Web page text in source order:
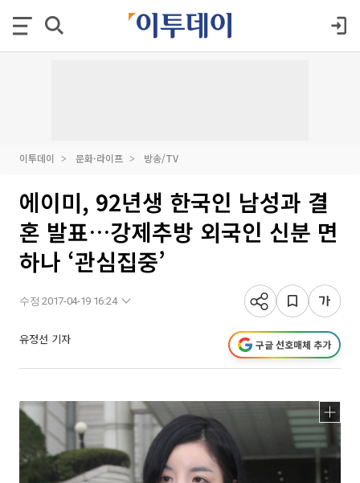
이투데이 문화·라이프 방송/TV
에이미, 92년생 한국인 남성과 결
혼 발표…강제추방 외국인 신분 면
하나 ‘관심집중’
수정 2017-04-19 16:24
유정선 기자 구글 선호매체 추가